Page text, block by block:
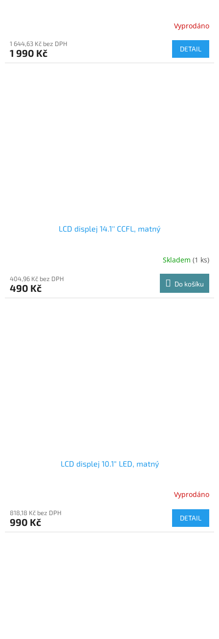
R
M
A
Vyprodáno
1 644,63 Kč bez DPH
1 990 Kč DETAIL
LCD displej 14.1'' CCFL, matný
Skladem (1 ks)
404,96 Kč bez DPH
490 Kč Do košíku
LCD displej 10.1" LED, matný
Vyprodáno
818,18 Kč bez DPH
990 Kč DETAIL